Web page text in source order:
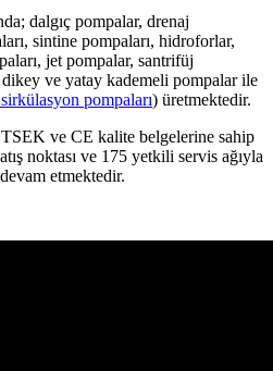
dalgıç pompalar, drenaj
sintine pompaları, hidroforlar,
jet pompalar, santrifüj
dikey ve yatay kademeli pompalar ile
pompaları) üretmektedir.
ve CE kalite belgelerine sahip
noktası ve 175 yetkili servis ağıyla
etmektedir.